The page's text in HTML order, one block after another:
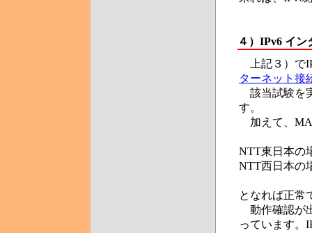
４） IPv6 イン
上記３）で
ターネット接
該当試験を
す。
加えて、
NTT東日本の
NTT西日本の
となれば正常
動作確認が
っています。